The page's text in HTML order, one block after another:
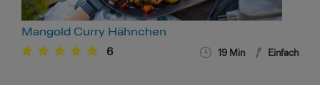
Mangold Curry Hähnchen
6 19 Min Einfach